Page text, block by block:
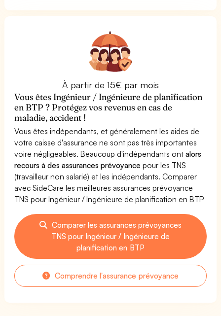
À partir de 15€ par mois
Vous êtes Ingénieur / Ingénieure de planification
en BTP ? Protégez vos revenus en cas de
maladie, accident !
Vous êtes indépendants, et généralement les aides de
votre caisse d'assurance ne sont pas très importantes
voire négligeables. Beaucoup d'indépendants ontalors
recours à des assurances prévoyance pour les TNS
(travailleur non salarié) et les indépendants. Comparer
avec SideCare les meilleures assurances prévoyance
TNS pour Ingénieur / Ingénieure de planification en BTP
Comparer les assurances prévoyances
TNS pour Ingénieur / Ingénieure de
planification en BTP
Comprendre l'assurance prévoyance